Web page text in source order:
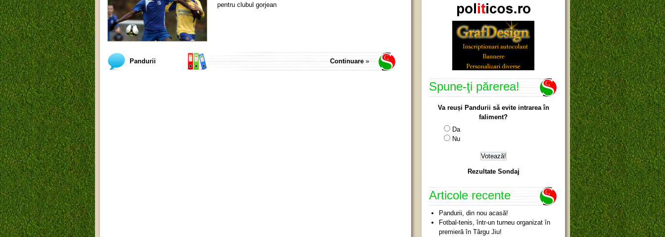
pentru clubul gorjean
Pandurii Continuare »
Spune-ţi părerea!
Va reuși Pandurii să evite intrarea în
faliment?
Da
Nu
Rezultate Sondaj
Articole recente
Pandurii, din nou acasă!
Fotbal-tenis, într-un turneu organizat în
premieră în Târgu Jiu!